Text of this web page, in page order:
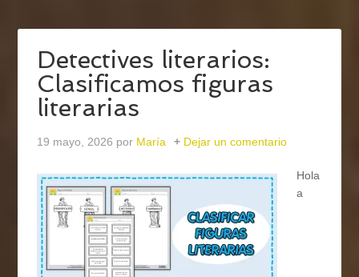
Detectives literarios:
Clasificamos figuras
literarias
19 mayo, 2026 por María Dejar un comentario
Hola
a